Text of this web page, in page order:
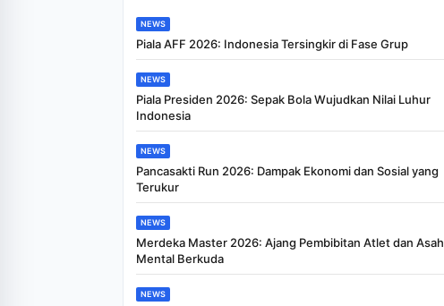
NEWS
Piala AFF 2026: Indonesia Tersingkir di Fase Grup
NEWS
Piala Presiden 2026: Sepak Bola Wujudkan Nilai Luhur
Indonesia
NEWS
Pancasakti Run 2026: Dampak Ekonomi dan Sosial yang
Terukur
NEWS
Merdeka Master 2026: Ajang Pembibitan Atlet dan Asah
Mental Berkuda
NEWS